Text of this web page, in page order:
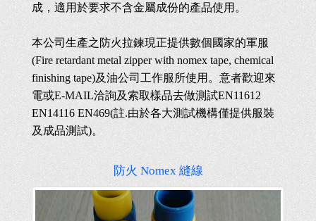
成，適用於要求不含金屬成份的產品使用。
本公司生產之防火拉鍊現正提供數個國家的軍服
(Fire retardant metal zipper with nomex tape, chemical
finishing tape)及油公司工作服所使用。意者歡迎來
電或E-MAIL洽詢及索取樣品去做測試EN11612
EN14116 EN469(註.由於各大測試機構僅提供服裝
及成品測試)。
防火 Nomex 縫線